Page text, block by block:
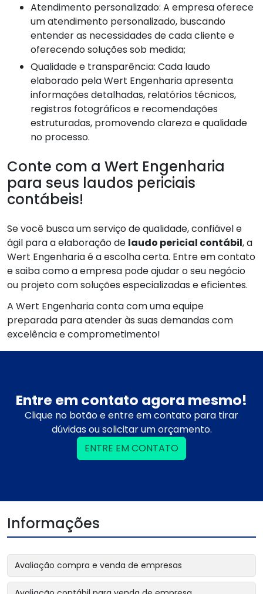
Atendimento personalizado: A empresa oferece
um atendimento personalizado, buscando
entender as necessidades de cada cliente e
oferecendo soluções sob medida;
Qualidade e transparência: Cada laudo
elaborado pela Wert Engenharia apresenta
informações detalhadas, relatórios técnicos,
registros fotográficos e recomendações
estruturadas, promovendo clareza e qualidade
no processo.
Conte com a Wert Engenharia
para seus laudos periciais
contábeis!
Se você busca um serviço de qualidade, confiável e
ágil para a elaboração de laudo pericial contábil, a
Wert Engenharia é a escolha certa. Entre em contato
e saiba como a empresa pode ajudar o seu negócio
ou projeto com soluções especializadas e eficientes.
A Wert Engenharia conta com uma equipe
preparada para atender às suas demandas com
excelência e comprometimento!
Entre em contato agora mesmo!
Clique no botão e entre em contato para tirar
dúvidas ou solicitar um orçamento.
ENTRE EM CONTATO
Informações
Avaliação compra e venda de empresas